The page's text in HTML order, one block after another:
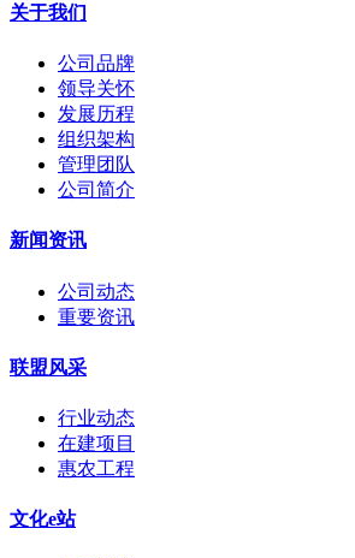
关于我们
公司品牌
领导关怀
发展历程
组织架构
管理团队
公司简介
新闻资讯
公司动态
重要资讯
联盟风采
行业动态
在建项目
惠农工程
文化e站